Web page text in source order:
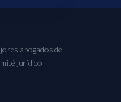
abogados de
jurídico